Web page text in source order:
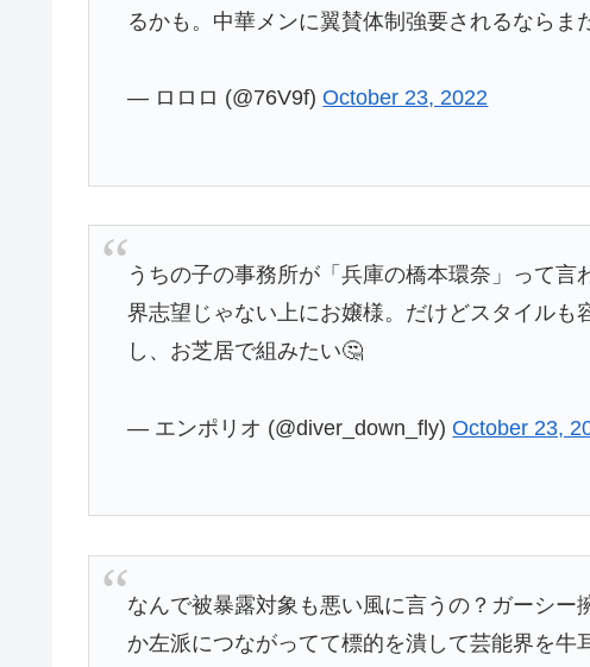
るかも。中華メンに翼賛体制強要されるならま
— ロロロ (@76V9f)October 23, 2022
うちの子の事務所が「兵庫の橋本環奈」って
界志望じゃない上にお嬢様。だけどスタイル
し、お芝居で組みたい🤔
— エンポリオ (@diver_down_fly)October 23,
なんで被暴露対象も悪い風に言うの？ガーシ
か左派につながってて標的を潰して芸能界を牛